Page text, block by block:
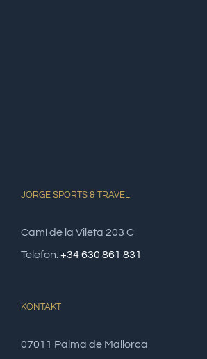
JORGE SPORTS & TRAVEL
Camí de la Vileta 203 C
Telefon:+34 630 861 831
KONTAKT
07011 Palma de Mallorca